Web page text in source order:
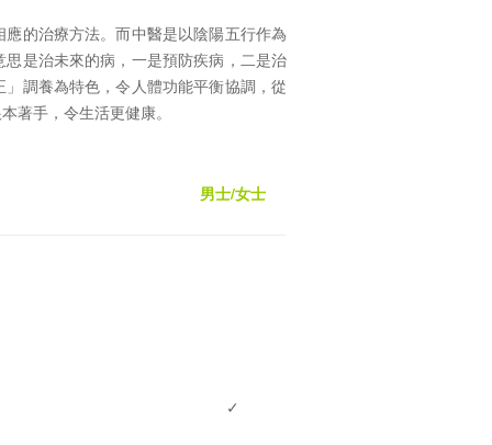
的治療方法。而中醫是以陰陽五行作為
是治未來的病，一是預防疾病，二是治
調養為特色，令人體功能平衡協調，從
著手，令生活更健康。
男士/女士
✓